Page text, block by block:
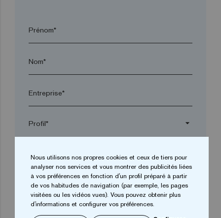
Prénom*
Nom*
Entreprise*
arrow_drop_down
Ville*
Code postal*
Nous utilisons nos propres cookies et ceux de tiers pour
analyser nos services et vous montrer des publicités liées
à vos préférences en fonction d'un profil préparé à partir
de vos habitudes de navigation (par exemple, les pages
visitées ou les vidéos vues). Vous pouvez obtenir plus
d'informations et configurer vos préférences.